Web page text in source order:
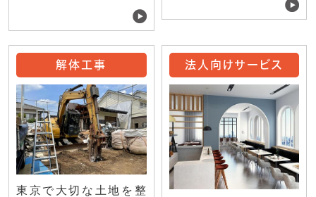
解体工事
東京で大切な土地を整
法人向けサービス